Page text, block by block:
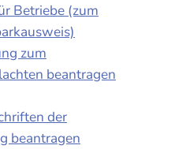
Betriebe (zum
zum
beantragen
der
beantragen